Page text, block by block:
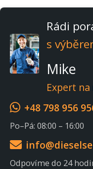
Rádi
s
Mike
Expert
+48 798 956
Po–Pá: 08:00 – 16:00
Odpovíme do 24